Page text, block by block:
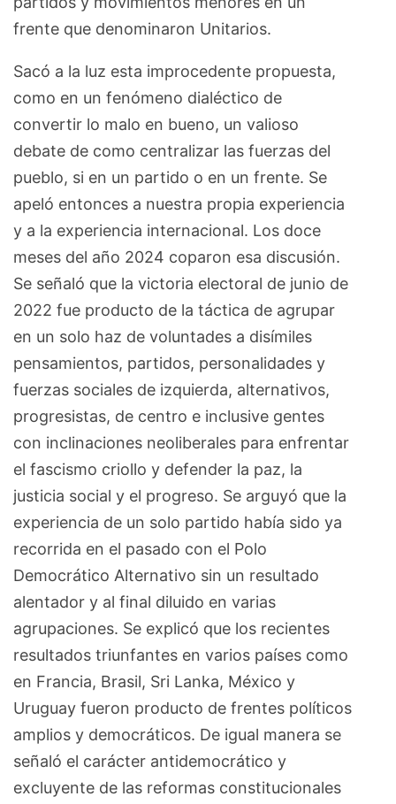
frente que denominaron Unitarios.
Sacó a la luz esta improcedente propuesta,
como en un fenómeno dialéctico de
convertir lo malo en bueno, un valioso
debate de como centralizar las fuerzas del
pueblo, si en un partido o en un frente. Se
apeló entonces a nuestra propia experiencia
y a la experiencia internacional. Los doce
meses del año 2024 coparon esa discusión.
Se señaló que la victoria electoral de junio de
2022 fue producto de la táctica de agrupar
en un solo haz de voluntades a disímiles
pensamientos, partidos, personalidades y
fuerzas sociales de izquierda, alternativos,
progresistas, de centro e inclusive gentes
con inclinaciones neoliberales para enfrentar
el fascismo criollo y defender la paz, la
justicia social y el progreso. Se arguyó que la
experiencia de un solo partido había sido ya
recorrida en el pasado con el Polo
Democrático Alternativo sin un resultado
alentador y al final diluido en varias
agrupaciones. Se explicó que los recientes
resultados triunfantes en varios países como
en Francia, Brasil, Sri Lanka, México y
Uruguay fueron producto de frentes políticos
amplios y democráticos. De igual manera se
señaló el carácter antidemocrático y
excluyente de las reformas constitucionales